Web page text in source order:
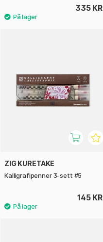
335 KR
ZIG KURETAKE
Kalligrafipenner 3-sett #5
145 KR